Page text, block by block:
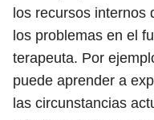
los recursos internos
los problemas en el
terapeuta. Por
puede aprender a
las circunstancias